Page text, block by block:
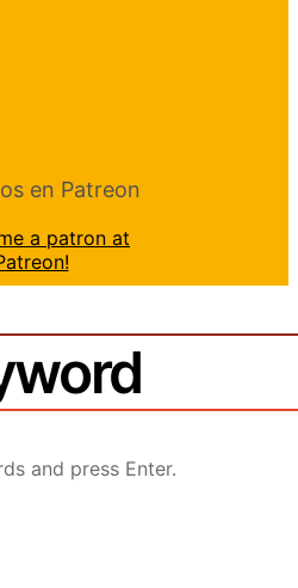
en Patreon
and press Enter.